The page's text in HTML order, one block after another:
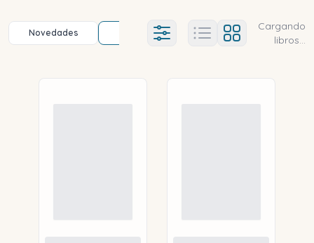
Novedades Título (a-z) Título (z-a)
Ajustes abierto
Cargando
libros...